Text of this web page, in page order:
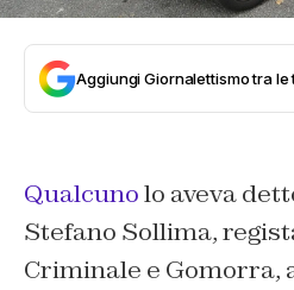
Aggiungi Giornalettismo tra
Qualcunolo aveva
Stefano Sollima,
Criminale e Gomorra,